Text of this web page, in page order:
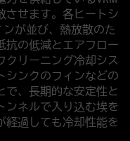
させます。各ヒートシ
が並び、熱放散のた
抗の低減とエアフロー
クリーニング冷却シス
シンクのフィンなどの
で、長期的な安定性と
ンネルで入り込む埃を
経過しても冷却性能を